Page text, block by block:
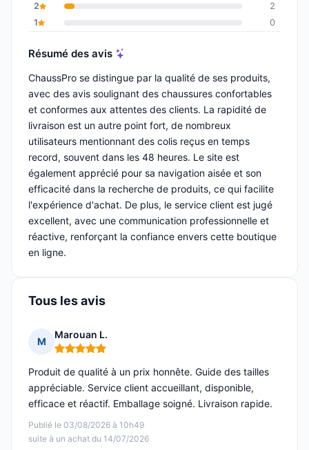
2
2
1
0
Résumé des avis
ChaussPro se distingue par la qualité de ses produits,
avec des avis soulignant des chaussures confortables
et conformes aux attentes des clients. La rapidité de
livraison est un autre point fort, de nombreux
utilisateurs mentionnant des colis reçus en temps
record, souvent dans les 48 heures. Le site est
également apprécié pour sa navigation aisée et son
efficacité dans la recherche de produits, ce qui facilite
l'expérience d'achat. De plus, le service client est jugé
excellent, avec une communication professionnelle et
réactive, renforçant la confiance envers cette boutique
en ligne.
Tous les avis
M
Marouan L.
Note : 5 sur 5
Publié le 03/08/2026 à 10h49
suite à un achat du 14/07/2026
Produit de qualité à un prix honnête. Guide des tailles
appréciable. Service client accueillant, disponible,
efficace et réactif. Emballage soigné. Livraison rapide.